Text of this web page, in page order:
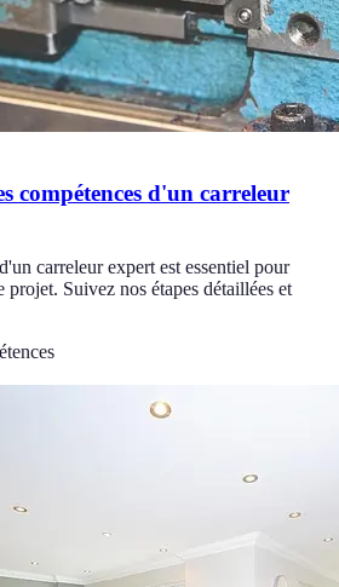
compétences d'un carreleur
carreleur expert est essentiel pour
Suivez nos étapes détaillées et